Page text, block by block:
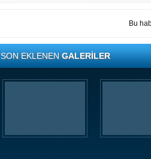
Bu
SON EKLENENGALERİLER